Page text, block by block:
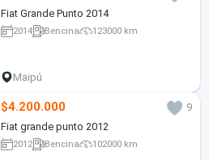
Fiat Grande Punto 2014
2014 Bencina 123000 km
Maipú
$4.200.000
9
Fiat grande punto 2012
2012 Bencina 102000 km